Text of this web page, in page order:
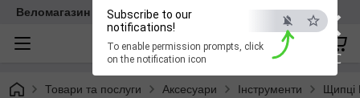
×
ESC
Subscribe to our
notifications!
To enable permission prompts, click
on the notification icon
Веломагазин EasyBike
Товари та послуги Аксесуари Інструменти Щипці